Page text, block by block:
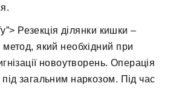
Резекція ділянки кишки –
який необхідний при
новоутворень. Операція
загальним наркозом. Під час